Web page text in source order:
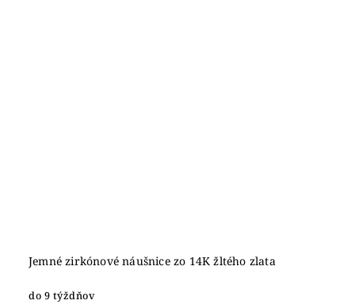
Jemné zirkónové náušnice zo 14K žltého zlata
do 9 týždňov